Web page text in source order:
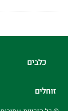
כלבים
זוחלים